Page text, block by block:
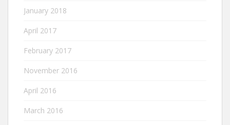
January 2018
April 2017
February 2017
November 2016
April 2016
March 2016